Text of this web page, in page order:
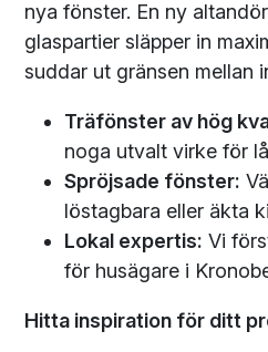
nya fönster. En ny
glaspartier släpper in
suddar ut gränsen mellan
Träfönster av hög
noga utvalt virke för
Spröjsade fönster:
löstagbara eller äkta
Lokal expertis: Vi
för husägare i
Hitta inspiration för ditt